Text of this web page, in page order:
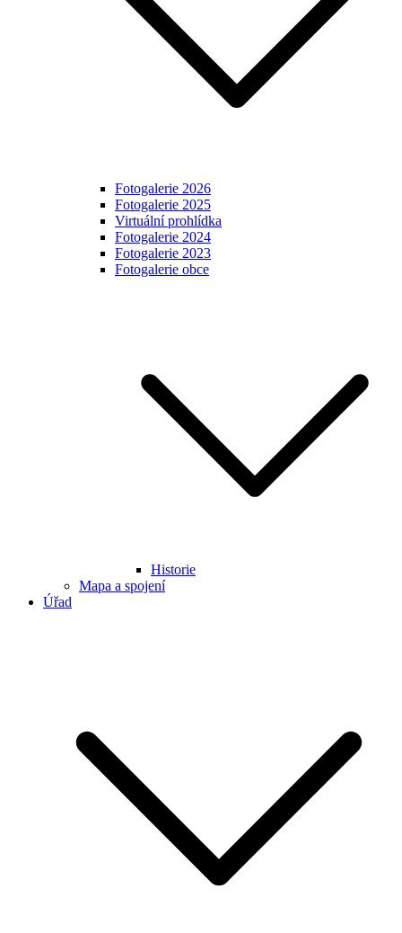
Fotogalerie 2026
Fotogalerie 2025
Virtuální prohlídka
Fotogalerie 2024
Fotogalerie 2023
Fotogalerie obce
Historie
Mapa a spojení
Úřad